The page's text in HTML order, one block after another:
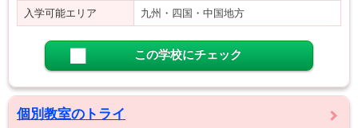
入学可能エリア 九州・四国・中国地方
この学校にチェック
個別教室のトライ